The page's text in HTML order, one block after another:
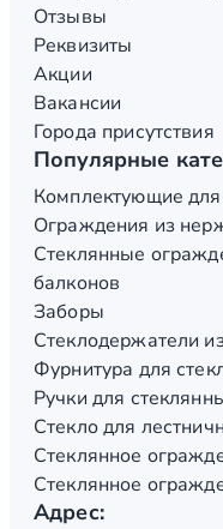
Отзывы
Реквизиты
Акции
Вакансии
Города присутствия
Популярные
Комплектующие
Ограждения из
Стеклянные
балконов
Заборы
Стеклодержатели
Фурнитура для
Ручки для
Стекло для
Стеклянное
Стеклянное
Адрес: